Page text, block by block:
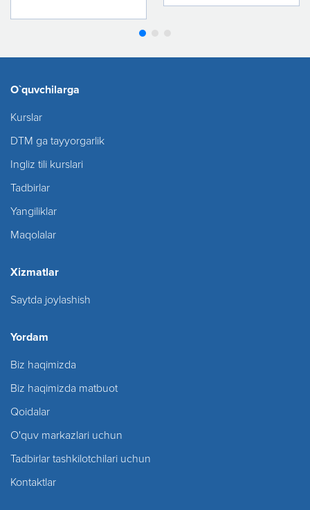
O`quvchilarga
Kurslar
DTM ga tayyorgarlik
Ingliz tili kurslari
Tadbirlar
Yangiliklar
Maqolalar
Xizmatlar
Saytda joylashish
Yordam
Biz haqimizda
Biz haqimizda matbuot
Qoidalar
O'quv markazlari uchun
Tadbirlar tashkilotchilari uchun
Kontaktlar